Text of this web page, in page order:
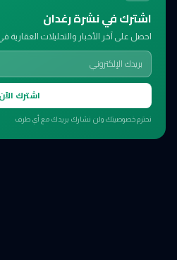
اشترك في نشرة رغدان
احصل على آخر الأخبار والتحليلات العقارية
اشترك الآن
نحترم خصوصيتك ولن نشارك بريدك مع أي طرف